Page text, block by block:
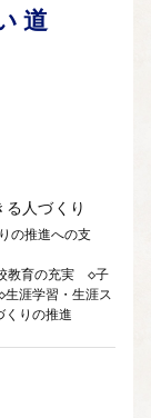
がる茶畑の景色
茶を育みます。
景観の一つで
命が天照大御神
社です。
道
人づくり
の推進への支
教育の充実　◇子
涯学習・生涯ス
くりの推進